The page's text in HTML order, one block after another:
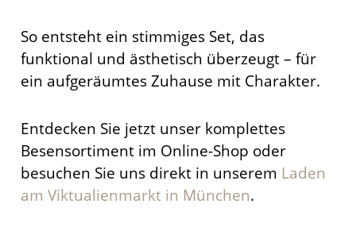
So entsteht ein stimmiges Set, das
funktional und ästhetisch überzeugt – für
ein aufgeräumtes Zuhause mit Charakter.
Entdecken Sie jetzt unser komplettes
Besensortiment im Online-Shop oder
besuchen Sie uns direkt in unserem Laden
am Viktualienmarkt in München.